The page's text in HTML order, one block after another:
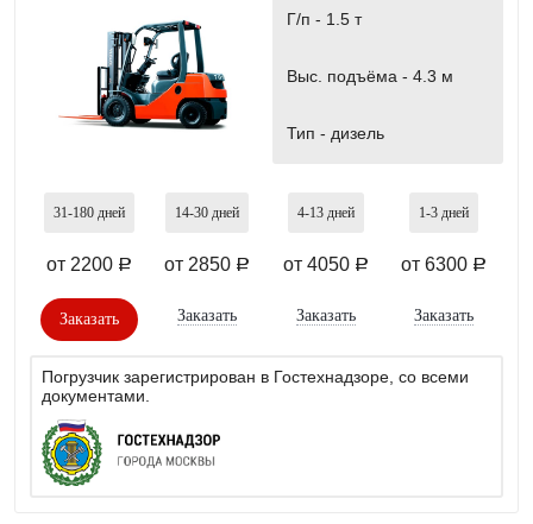
Г/п - 1.5 т
Выс. подъёма - 4.3 м
Тип - дизель
31-180 дней
от 2200 a
Заказать
14-30дней
от 2850 a
Заказать
4-13 дней
от 4050 a
Заказать
1-3 дней
от 6300 a
Заказать
Погрузчик зарегистрирован в Гостехнадзоре, со всеми
документами.